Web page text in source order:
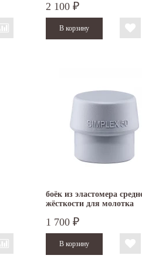
2 100 ₽
боёк из эластомера
жёсткости для молотка
1 700 ₽